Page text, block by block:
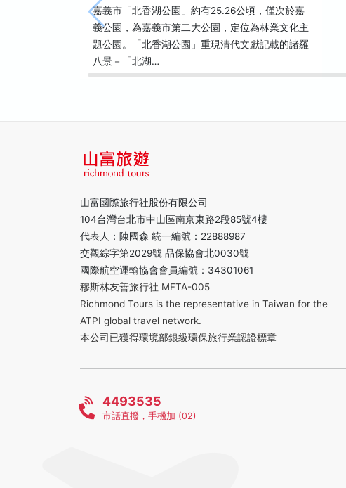
嘉義市「北香湖公園」約有25.26公頃，僅次於嘉
義公園，為嘉義市第二大公園，定位為林業文化主
題公園。「北香湖公園」重現清代文獻記載的諸羅
八景－「北湖…
山富國際旅行社股份有限公司
104台灣台北市中山區南京東路2段85號4樓
代表人：陳國森 統一編號：22888987
交觀綜字第2029號 品保協會北0030號
國際航空運輸協會會員編號：34301061
穆斯林友善旅行社 MFTA-005
Richmond Tours is the representative in Taiwan for the
ATPI global travel network.
本公司已獲得環境部銀級環保旅行業認證標章
4493535
市話直撥，手機加 (02)